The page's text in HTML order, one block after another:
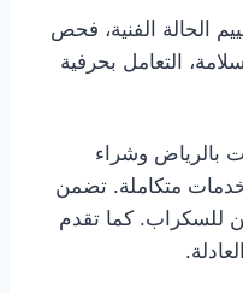
الحالة الفنية، فحص
التعامل بحرفية
بالرياض وشراء
متكاملة. تضمن
للسكراب. كما تقدم